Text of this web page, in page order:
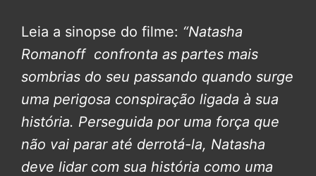
Leia a sinopse do filme: “Natasha
Romanoff confronta as partes mais
sombrias do seu passando quando surge
uma perigosa conspiração ligada à sua
história. Perseguida por uma força que
não vai parar até derrotá-la, Natasha
deve lidar com sua história como uma